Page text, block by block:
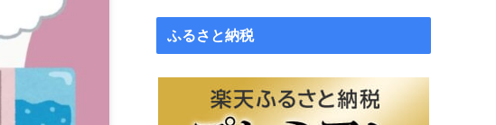
ふるさと納税